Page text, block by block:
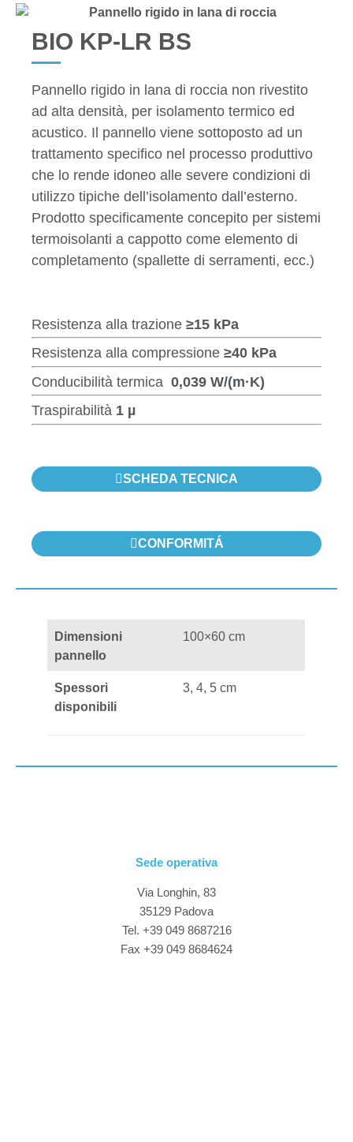
BIO KP-LR BS
Pannello rigido in lana di roccia non rivestito
ad alta densità, per isolamento termico ed
acustico. Il pannello viene sottoposto ad un
trattamento specifico nel processo produttivo
che lo rende idoneo alle severe condizioni di
utilizzo tipiche dell’isolamento dall’esterno.
Prodotto specificamente concepito per sistemi
termoisolanti a cappotto come elemento di
completamento (spallette di serramenti, ecc.)
Resistenza alla trazione ≥15 kPa
Resistenza alla compressione ≥40 kPa
Conducibilità termica 0,039 W/(m·K)
Traspirabilità 1 µ
SCHEDA TECNICA
CONFORMITÁ
Dimensioni
pannello
100×60 cm
Spessori
disponibili
3, 4, 5 cm
Sede operativa
Via Longhin, 83
35129 Padova
Tel. +39 049 8687216
Fax +39 049 8684624